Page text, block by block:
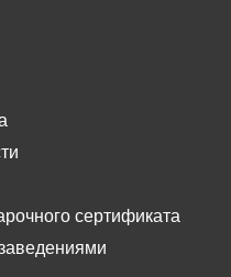
сертификата